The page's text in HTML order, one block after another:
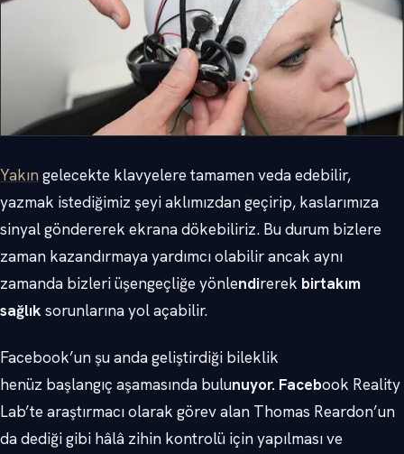
Yakın gelecekte klavyelere tamamen veda edebilir,
yazmak istediğimiz şeyi aklımızdan geçirip, kaslarımıza
sinyal göndererek ekrana dökebiliriz. Bu durum bizlere
zaman kazandırmaya yardımcı olabilir ancak aynı
zamanda bizleri üşengeçliğe yönlendirerek birtakım
sağlık sorunlarına yol açabilir.
Facebook’un şu anda geliştirdiği bileklik
henüz başlangıç aşamasında bulunuyor. Facebook Reality
Lab’te araştırmacı olarak görev alan Thomas Reardon’un
da dediği gibi hâlâ zihin kontrolü için yapılması ve